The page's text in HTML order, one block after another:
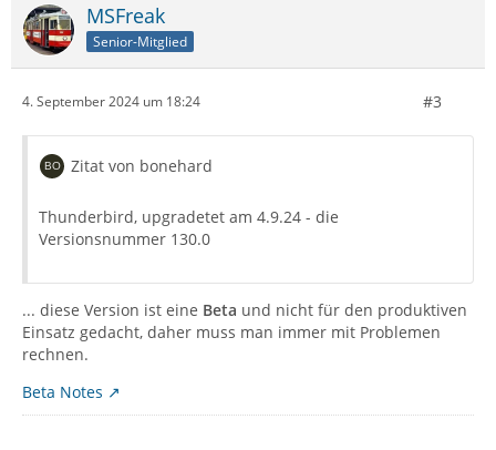
MSFreak
Senior-Mitglied
4. September 2024 um 18:24 #3
Zitat von bonehard
Thunderbird, upgradetet am 4.9.24 - die
Versionsnummer 130.0
... diese Version ist eine Beta und nicht für den produktiven
Einsatz gedacht, daher muss man immer mit Problemen
rechnen.
Beta Notes